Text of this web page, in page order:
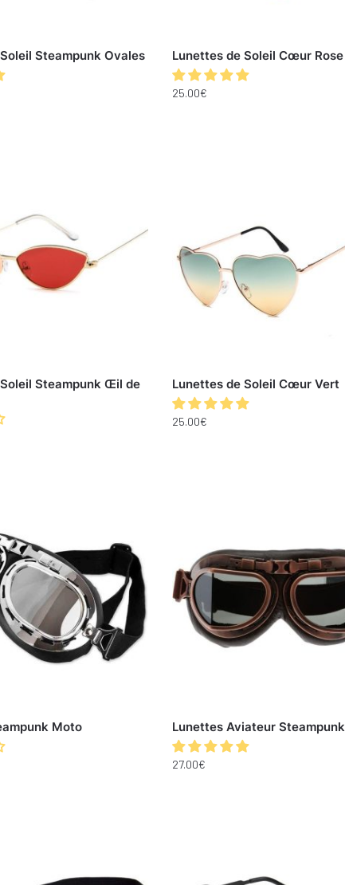
Steampunk Ovales Lunettes de Soleil Cœur Rose
25.00€
Steampunk Œil de
Lunettes de Soleil Cœur Vert
25.00€
Moto Lunettes Aviateur Steampunk
27.00€